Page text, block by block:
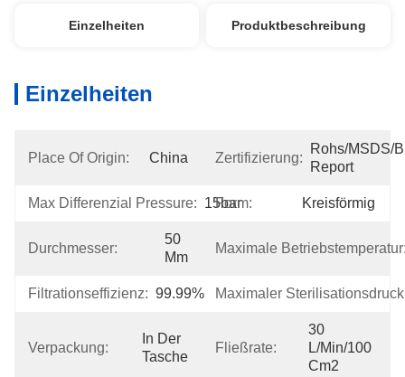
Einzelheiten Produktbeschreibung
Einzelheiten
Place Of Origin: China Zertifizierung:
Rohs/MSDS/
Report
Max Differenzial Pressure: 15bar
Form: Kreisförmig
Durchmesser:
50
Mm
Maximale
Filtrationseffizienz: 99.99% Maximaler
Verpackung:
In Der
Tasche
Fließrate:
30
L/min/100
Cm2